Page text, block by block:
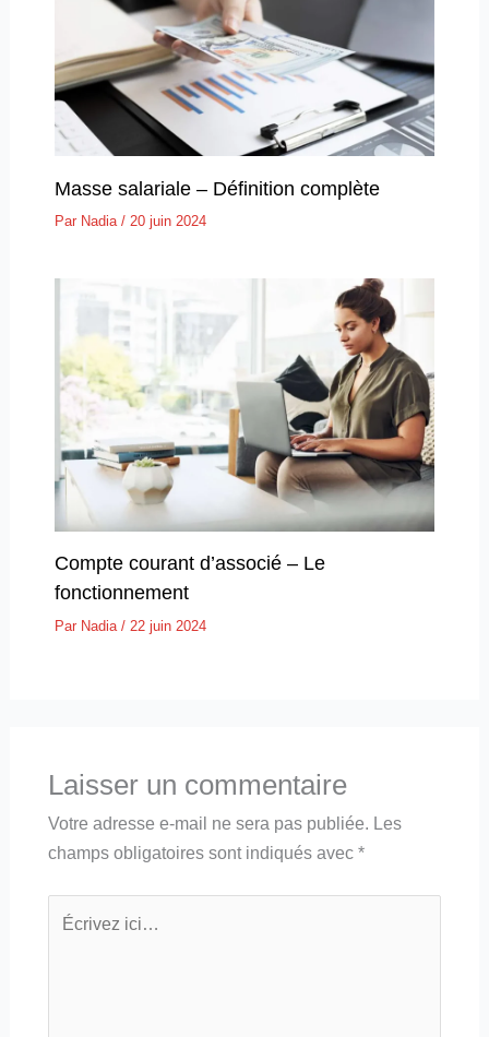
Masse salariale – Définition complète
Par Nadia / 20 juin 2024
Compte courant d’associé – Le
fonctionnement
Par Nadia / 22 juin 2024
Laisser un commentaire
Votre adresse e-mail ne sera pas publiée. Les
champs obligatoires sont indiqués avec *